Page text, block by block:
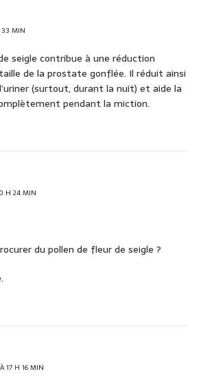
33 MIN
seigle contribue à une réduction
de la prostate gonflée. Il réduit ainsi
(surtout, durant la nuit) et aide la
pendant la miction.
H 24 MIN
du pollen de fleur de seigle ?
17 H 16 MIN